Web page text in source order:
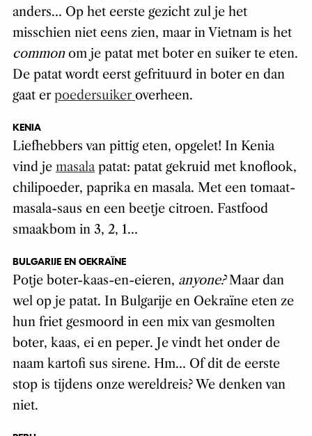
anders… Op het eerste gezicht zul je het
misschien niet eens zien, maar in Vietnam is het
commonom je patat met boter en suiker te eten.
De patat wordt eerst gefrituurd in boter en dan
gaat erpoedersuikeroverheen.
KENIA
Liefhebbers van pittig eten, opgelet! In Kenia
vind je masalapatat: patat gekruid met knoflook,
chilipoeder, paprika en masala. Met een tomaat-
masala-saus en een beetje citroen. Fastfood
smaakbom in 3, 2, 1…
BULGARIJE EN OEKRAÏNE
Potje boter-kaas-en-eieren, anyone?Maar dan
wel op je patat. In Bulgarije en Oekraïne eten ze
hun friet gesmoord in een mix van gesmolten
boter, kaas, ei en peper. Je vindt het onder de
naam kartofi sus sirene. Hm… Of dit de eerste
stop is tijdens onze wereldreis? We denken van
niet.